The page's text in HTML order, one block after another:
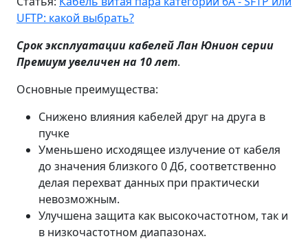
UFTP: какой выбрать?
Срок эксплуатации кабелей Лан Юнион серии
Премиум увеличен на 10 лет.
Основные преимущества:
Снижено влияния кабелей друг на друга в
пучке
Уменьшено исходящее излучение от кабеля
до значения близкого 0 Дб, соответственно
делая перехват данных при практически
невозможным.
Улучшена защита как высокочастотном, так и
в низкочастотном диапазонах.